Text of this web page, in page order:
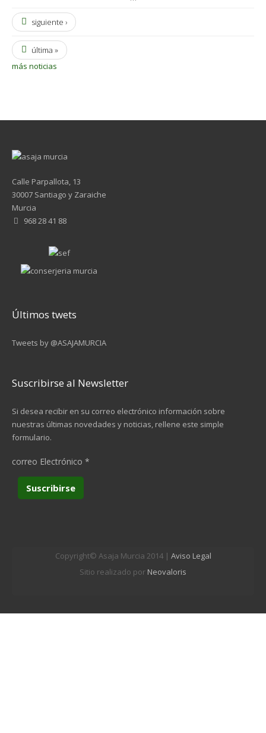
siguiente ›
última »
más noticias
Calle Parpallota, 13
30007 Santiago y Zaraiche
Murcia
968 28 41 88
Últimos twets
Tweets by @ASAJAMURCIA
Suscribirse al Newsletter
Si desea recibir en su correo electrónico información sobre
nuestras últimas novedades y noticias, rellene este simple
formulario.
correo Electrónico *
Copyright© Asaja Murcia 2014 | Aviso Legal
Sitio realizado por Neovaloris